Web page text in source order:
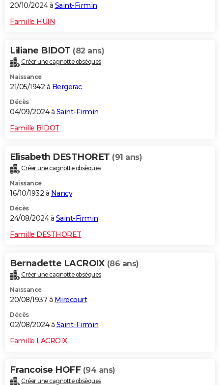
20/10/2024 à Saint-Firmin
Famille HUIN
Liliane BIDOT (82 ans)
Créer une cagnotte obsèques
Naissance
21/05/1942 à Bergerac
Décès
04/09/2024 à Saint-Firmin
Famille BIDOT
Elisabeth DESTHORET (91 ans)
Créer une cagnotte obsèques
Naissance
16/10/1932 à Nancy
Décès
24/08/2024 à Saint-Firmin
Famille DESTHORET
Bernadette LACROIX (86 ans)
Créer une cagnotte obsèques
Naissance
20/08/1937 à Mirecourt
Décès
02/08/2024 à Saint-Firmin
Famille LACROIX
Francoise HOFF (94 ans)
Créer une cagnotte obsèques